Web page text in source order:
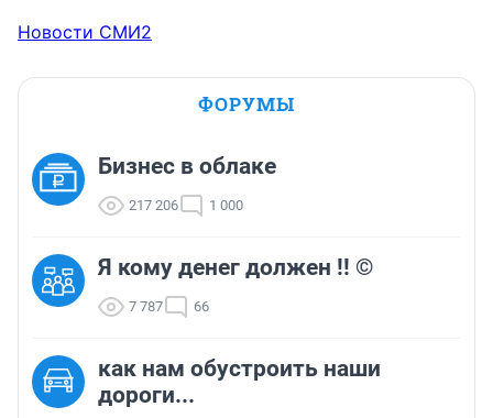
Новости СМИ2
ФОРУМЫ
Бизнес в облаке
217 206 1 000
Я кому денег должен !! ©
7 787 66
как нам обустроить наши
дороги...